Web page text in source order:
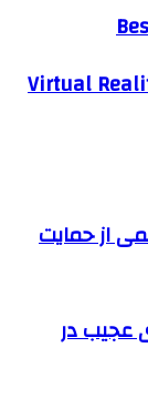
Virtual
از حمایت
عجیب در